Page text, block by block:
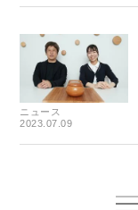
ニュース
2023.07.09